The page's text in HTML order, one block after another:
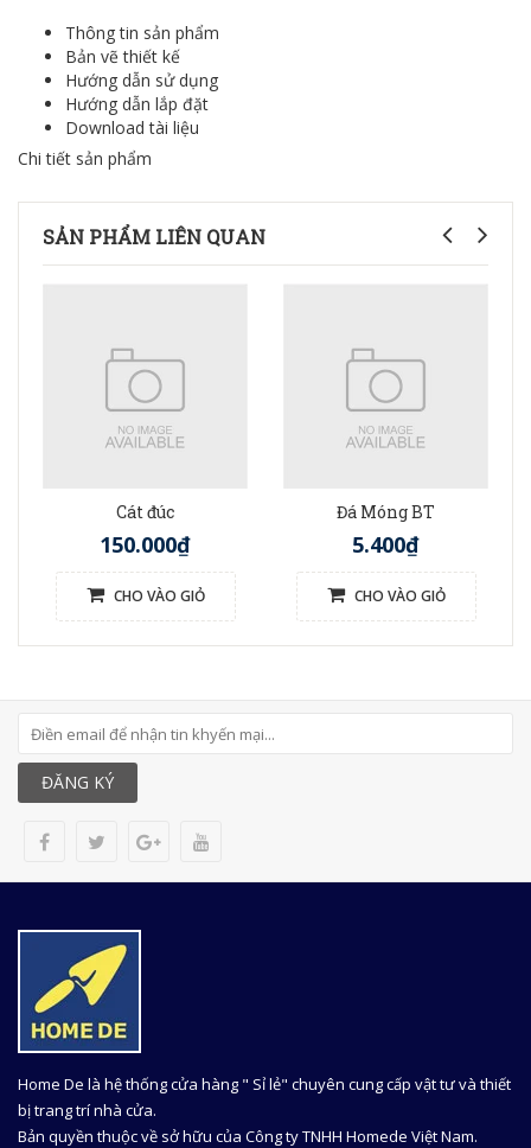
Thông tin sản phẩm
Bản vẽ thiết kế
Hướng dẫn sử dụng
Hướng dẫn lắp đặt
Download tài liệu
Chi tiết sản phẩm
SẢN PHẨM LIÊN QUAN
Cát đúc
150.000₫
CHO VÀO GIỎ
Đá Móng BT
5.400₫
CHO VÀO GIỎ
ĐĂNG KÝ
Home De là hệ thống cửa hàng " Sỉ lẻ" chuyên cung cấp vật tư và thiết
bị trang trí nhà cửa.
Bản quyền thuộc về sở hữu của Công ty TNHH Homede Việt Nam.